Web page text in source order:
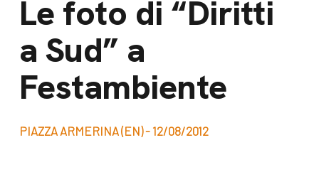
Le foto di “Diritti
a Sud” a
Festambiente
PIAZZA ARMERINA (EN) - 12/08/2012
Lavora con noi
Bilancio di
missione
News e
appuntamenti
dal Sud
Libri e
pubblicazioni
Docufilm